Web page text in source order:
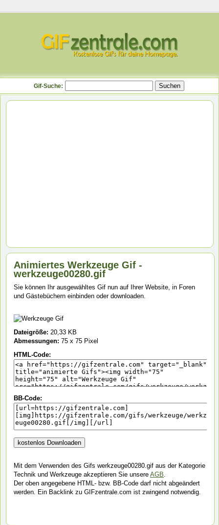
Gif-Suche:
Animiertes Werkzeuge Gif -
werkzeuge00280.gif
Sie können Ihr ausgewähltes Gif nun auf Ihrer Website, in Foren
und Gästebüchern einbinden oder downloaden.
Dateigröße: 20,33 KB
Abmessungen: 75 x 75 Pixel
HTML-Code:
BB-Code:
Mit dem Verwenden des Gifs werkzeuge00280.gif aus der Kategorie
Technik und Werkzeuge akzeptieren Sie unsere AGB.
Der oben angegebene HTML- bzw. BB-Code darf nicht abgeändert
werden. Ein Backlink zu GIFzentrale.com ist zwingend notwendig.